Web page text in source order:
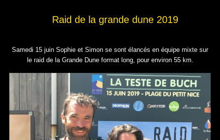
Raid de la grande dune 2019
Samedi 15 juin Sophie et Simon se sont élancés en équipe mixte sur
le raid de la Grande Dune format long, pour environ 55 km.